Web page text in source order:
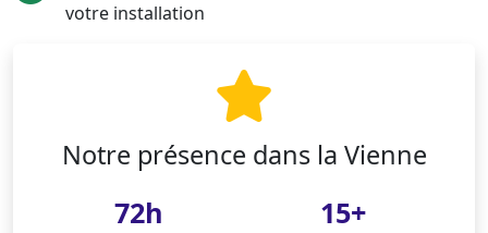
votre installation
Notre présence dans la Vienne
72h 15+